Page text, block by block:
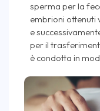
sperma per la
embrioni ottenuti
e
per il
è condotta in